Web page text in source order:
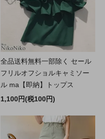
全品送料無料一部除く セール
フリルオフショルキャミソー
ル ma【即納】トップス
1,100円(税100円)